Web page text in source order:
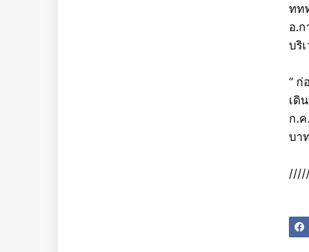
ทท
อ.
บริ
“
เดิ
ก.
บา